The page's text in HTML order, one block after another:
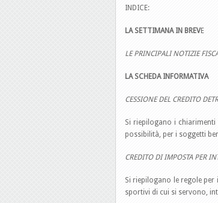
INDICE:
LA SETTIMANA IN BREV
LE PRINCIPALI NOTIZIE
LA SCHEDA INFORMATIVA
CESSIONE DEL CREDITO
Si riepilogano i
possibilità, per i soggetti
CREDITO DI IMPOSTA PER
Si riepilogano le regole
sportivi di cui si servono,